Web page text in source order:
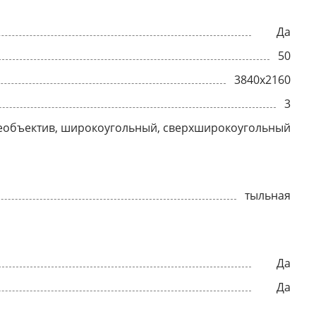
Да
50
3840x2160
3
широкоугольный, сверхширокоугольный
тыльная
Да
Да